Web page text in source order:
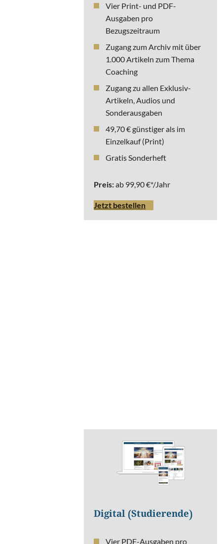
Vier Print- und PDF-
Ausgaben pro
Bezugszeitraum
Zugang zum Archiv mit über
1.000 Artikeln zum Thema
Coaching
Zugang zu allen Exklusiv-
Artikeln, Audios und
Sonderausgaben
49,70 € günstiger als im
Einzelkauf (Print)
Gratis Sonderheft
Preis:ab 99,90 €*/Jahr
Jetzt bestellen
Digital (Studierende)
Vier PDF-Ausgaben pro